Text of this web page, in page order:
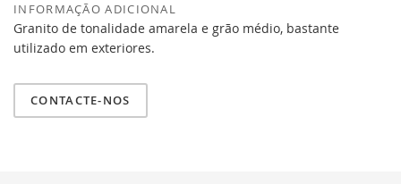
INFORMAÇÃO ADICIONAL
Granito de tonalidade amarela e grão médio, bastante
utilizado em exteriores.
CONTACTE-NOS